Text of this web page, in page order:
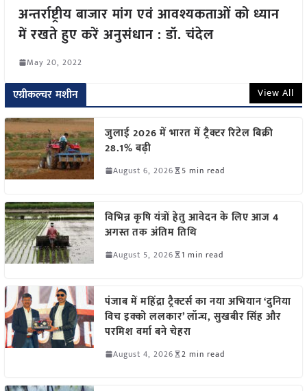
अन्तर्राष्ट्रीय बाजार मांग एवं आवश्यकताओं को ध्यान
में रखते हुए करें अनुसंधान : डॉ. चंदेल
May 20, 2022
एग्रीकल्चर मशीन View All
जुलाई 2026 में भारत में ट्रैक्टर रिटेल बिक्री
28.1% बढ़ी
August 6, 2026 5 min read
विभिन्न कृषि यंत्रों हेतु आवेदन के लिए आज 4
अगस्त तक अंतिम तिथि
August 5, 2026 1 min read
पंजाब में महिंद्रा ट्रैक्टर्स का नया अभियान ‘दुनिया
विच इक्को ललकार’ लॉन्च, सुखबीर सिंह और
परमिश वर्मा बने चेहरा
August 4, 2026 2 min read